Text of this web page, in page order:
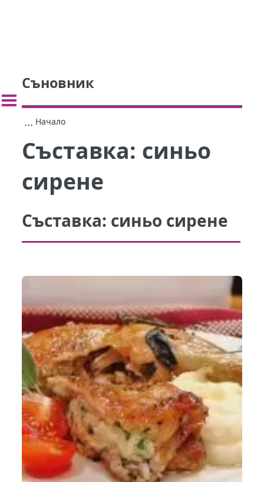
Съновник
... Начало
Съставка: синьо
сирене
Съставка: синьо сирене